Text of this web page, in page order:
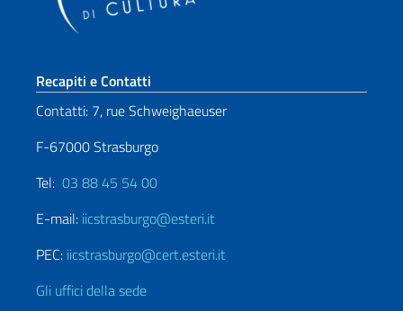
Sezione footer
Recapiti e Contatti
Contatti: 7, rue Schweighaeuser
F-67000 Strasburgo
Tel: 03 88 45 54 00
E-mail: iicstrasburgo@esteri.it
PEC: iicstrasburgo@cert.esteri.it
Gli uffici della sede